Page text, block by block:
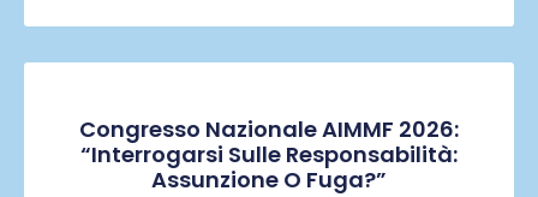
Congresso Nazionale AIMMF 2026:
“Interrogarsi Sulle Responsabilità:
Assunzione O Fuga?”